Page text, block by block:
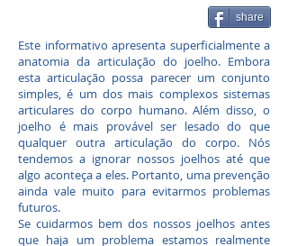
Este informativo apresenta superficialmente a
anatomia da articulação do joelho. Embora
esta articulação possa parecer um conjunto
simples, é um dos mais complexos sistemas
articulares do corpo humano. Além disso, o
joelho é mais provável ser lesado do que
qualquer outra articulação do corpo. Nós
tendemos a ignorar nossos joelhos até que
algo aconteça a eles. Portanto, uma prevenção
ainda vale muito para evitarmos problemas
futuros.
Se cuidarmos bem dos nossos joelhos antes
que haja um problema estamos realmente
share